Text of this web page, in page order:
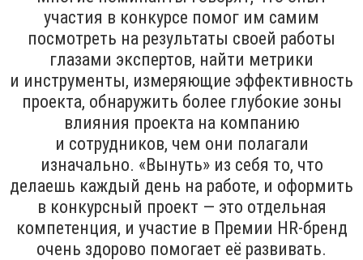
участия в конкурсе помог им самим
посмотреть на результаты своей работы
глазами экспертов, найти метрики
и инструменты, измеряющие эффективность
проекта, обнаружить более глубокие зоны
влияния проекта на компанию
и сотрудников, чем они полагали
изначально. «Вынуть» из себя то, что
делаешь каждый день на работе, и оформить
в конкурсный проект — это отдельная
компетенция, и участие в Премии HR-бренд
очень здорово помогает её развивать.